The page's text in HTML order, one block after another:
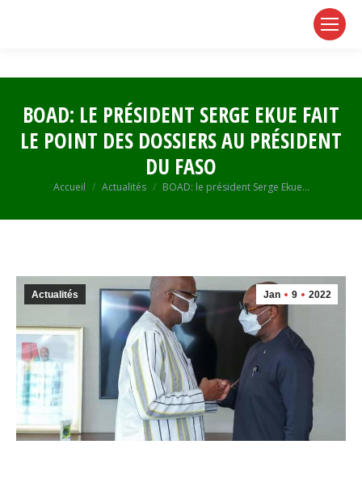
BOAD: LE PRÉSIDENT SERGE EKUE FAIT
LE POINT DES DOSSIERS AU PRÉSIDENT
DU FASO
Vous êtes ici :
Accueil Actualités BOAD: le président Serge Ekue…
Jan 9 2022
Actualités